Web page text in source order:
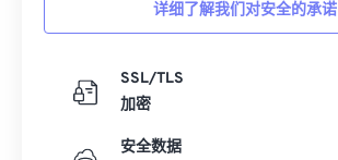
详细了解我们对安全的承诺
SSL/TLS
加密
安全数据